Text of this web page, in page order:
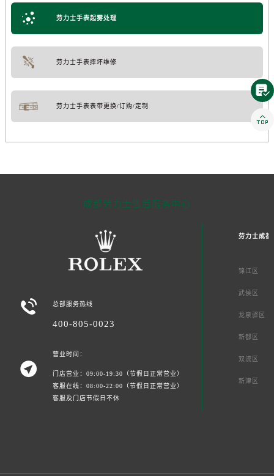
劳力士手表起雾处理
劳力士手表摔坏维修
劳力士手表表带更换/订购/定制
成都劳力士售后服务中心
 总部服务热线
400-805-0023

营业时间：
门店营业：09:00-19:30（节假日正常营业）
客服在线：08:00-22:00（节假日正常营业）
客服及门店节假日不休
劳力士成都
锦江区
武侯区
龙泉驿区
新都区
双流区
新津区

